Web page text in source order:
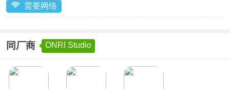
需要网络
同厂商 ONRI Studio